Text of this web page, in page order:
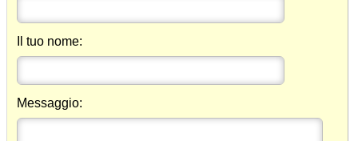
Il tuo nome:
Messaggio: